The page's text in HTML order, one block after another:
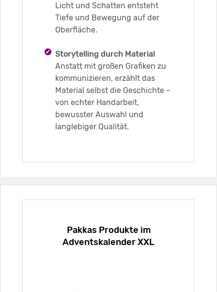
Licht und Schatten entsteht
Tiefe und Bewegung auf der
Oberfläche.
Storytelling durch Material
Anstatt mit großen Grafiken zu
kommunizieren, erzählt das
Material selbst die Geschichte –
von echter Handarbeit,
bewusster Auswahl und
langlebiger Qualität.
Pakkas Produkte im
Adventskalender XXL